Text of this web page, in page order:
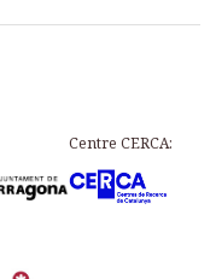
Centre CERCA: